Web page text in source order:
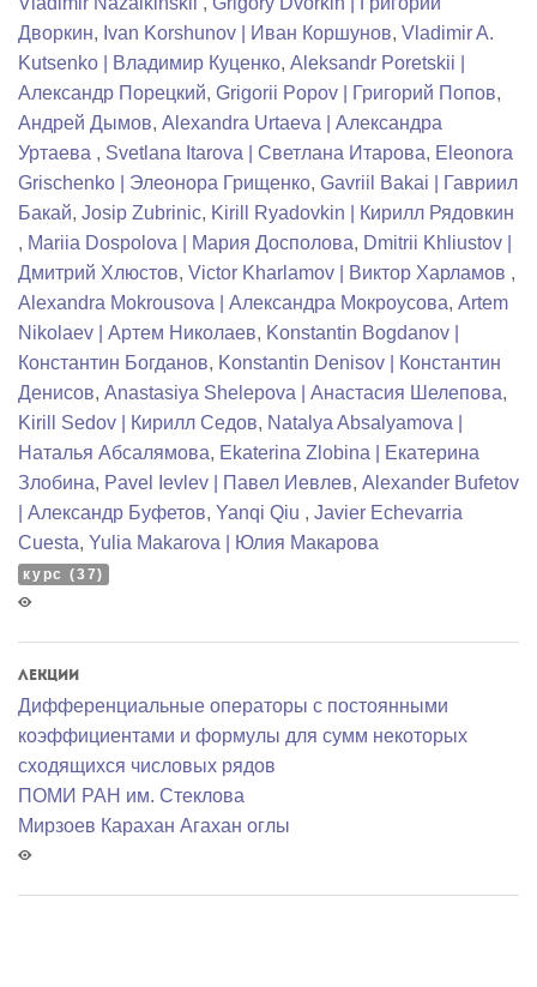
Дворкин, Ivan Korshunov | Иван Коршунов, Vladimir A.
Kutsenko | Владимир Куценко, Aleksandr Poretskii |
Александр Порецкий, Grigorii Popov | Григорий Попов,
Андрей Дымов, Alexandra Urtaeva | Александра
Уртаева , Svetlana Itarova | Светлана Итарова, Eleonora
Grischenko | Элеонора Грищенко, Gavriil Bakai | Гавриил
Бакай, Josip Zubrinic, Kirill Ryadovkin | Кирилл Рядовкин
, Mariia Dospolova | Мария Досполова, Dmitrii Khliustov |
Дмитрий Хлюстов, Victor Kharlamov | Виктор Харламов ,
Alexandra Mokrousova | Александра Мокроусова, Artem
Nikolaev | Артем Николаев, Konstantin Bogdanov |
Константин Богданов, Konstantin Denisov | Константин
Денисов, Anastasiya Shelepova | Анастасия Шелепова,
Kirill Sedov | Кирилл Седов, Natalya Absalyamova |
Наталья Абсалямова, Ekaterina Zlobina | Екатерина
Злобина, Pavel Ievlev | Павел Иевлев, Alexander Bufetov
| Александр Буфетов, Yanqi Qiu , Javier Echevarria
Cuesta, Yulia Makarova | Юлия Макарова
курс (37)
Лекции
Дифференциальные операторы с постоянными
коэффициентами и формулы для сумм некоторых
сходящихся числовых рядов
ПОМИ РАН им. Стеклова
Мирзоев Карахан Агахан оглы